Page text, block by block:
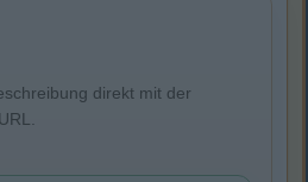
direkt mit der